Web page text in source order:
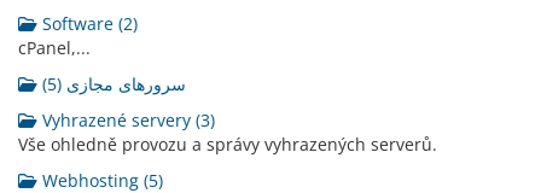
Software (2)
cPanel,...
سرورهای مجازی (5)
Vyhrazené servery (3)
Vše ohledně provozu a správy vyhrazených serverů.
Webhosting (5)